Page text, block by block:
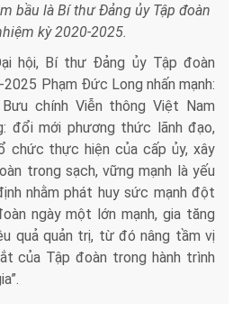
bầu là Bí thư Đảng ủy Tập đoàn
kỳ 2020-2025.
hội, Bí thư Đảng ủy Tập đoàn
Phạm Đức Long nhấn mạnh:
chính Viễn thông Việt Nam
đổi mới phương thức lãnh đạo,
chức thực hiện của cấp ủy, xây
trong sạch, vững mạnh là yếu
nhằm phát huy sức mạnh đột
ngày một lớn mạnh, gia tăng
quả quản trị, từ đó nâng tầm vị
của Tập đoàn trong hành trình